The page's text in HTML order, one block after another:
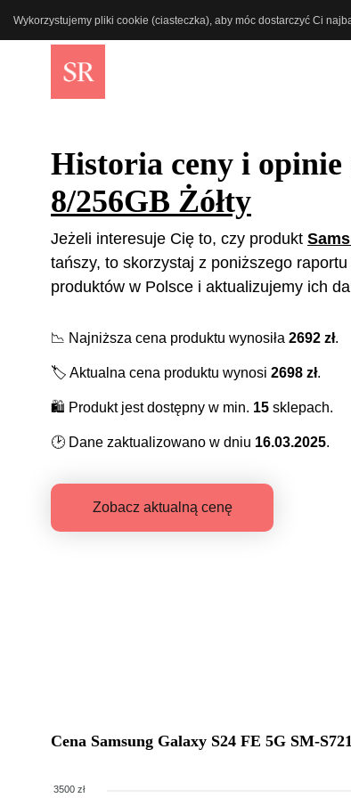
Wykorzystujemy pliki cookie (ciasteczka), aby móc dostarczyć Ci
Historia ceny i opinie
8/256GB Żółty
Jeżeli interesuje Cię to, czy produkt
tańszy, to skorzystaj z poniższego
produktów w Polsce i aktualizujemy ich
📉 Najniższa cena produktu wynosiła 2692 zł.
🏷️ Aktualna cena produktu wynosi 2698 zł.
🛍️ Produkt jest dostępny w min. 15 sklepach.
🕑 Dane zaktualizowano w dniu 16.03.2025.
Zobacz aktualną cenę
Cena Samsung Galaxy S24 FE 5G SM-
3500 zł